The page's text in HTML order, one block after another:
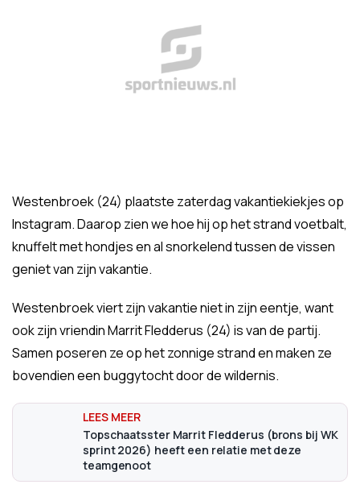
Westenbroek (24) plaatste zaterdag vakantiekiekjes op
Instagram. Daarop zien we hoe hij op het strand voetbalt,
knuffelt met hondjes en al snorkelend tussen de vissen
geniet van zijn vakantie.
Westenbroek viert zijn vakantie niet in zijn eentje, want
ook zijn vriendin Marrit Fledderus (24) is van de partij.
Samen poseren ze op het zonnige strand en maken ze
bovendien een buggytocht door de wildernis.
Topschaatsster Marrit Fledderus (brons bij WK
sprint 2026) heeft een relatie met deze
teamgenoot